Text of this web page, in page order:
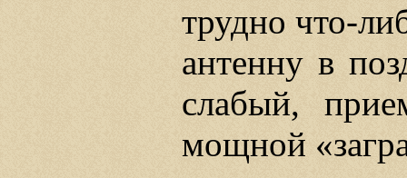
трудно что-
антенну в
слабый,
мощной